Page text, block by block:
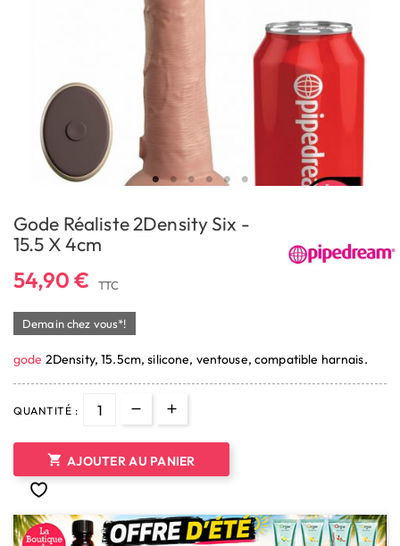
Gode Réaliste 2Density Six -
15.5 X 4cm
54,90 € TTC
Demain chez vous*!
gode 2Density, 15.5cm, silicone, ventouse, compatible harnais.
QUANTITÉ :
 AJOUTER AU PANIER